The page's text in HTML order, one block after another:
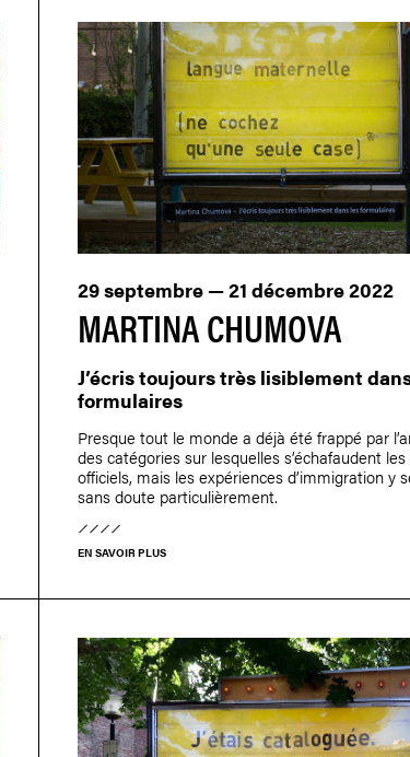
MARTINA CHUMOVA
29 septembre — 21 décembre 2022
J’écris toujours très lisiblement
formulaires
Presque tout le monde a déjà été frappé par
des catégories sur lesquelles s’échafaudent
officiels, mais les expériences d’immigration y
sans doute particulièrement.
EN SAVOIR PLUS